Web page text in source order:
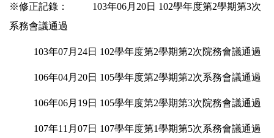
※修正記錄： 103年06月20日 102學年度第2學期第3次
系務會議通過
103年07月24日 102學年度第2學期第2次院務會議通過
106年04月20日 105學年度第2學期第2次系務會議通過
106年06月19日 105學年度第2學期第3次院務會議通過
107年11月07日 107學年度第1學期第5次系務會議通過